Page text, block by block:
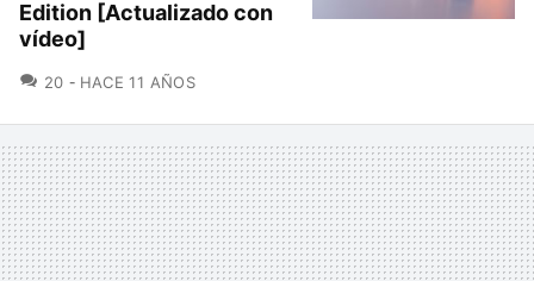
Edition [Actualizado con
vídeo]
20 COMENTARIOS
HACE 11 AÑOS